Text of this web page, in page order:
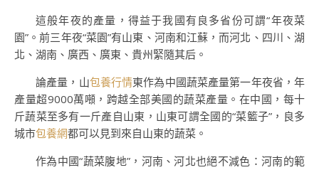
這般年夜的產量，得益于我國有良多省份可謂“年夜菜
園”。前三年夜“菜園”有山東、河南和江蘇，而河北、四川、湖
北、湖南、廣西、廣東、貴州緊隨其后。
論產量，山包養行情東作為中國蔬菜產量第一年夜省，年
產量超9000萬噸，跨越全部美國的蔬菜產量。在中國，每十
斤蔬菜至多有一斤產自山東，山東可謂全國的“菜籃子”，良多
城市包養網都可以見到來自山東的蔬菜。
作為中國“蔬菜腹地”，河南、河北也絕不減色：河南的範